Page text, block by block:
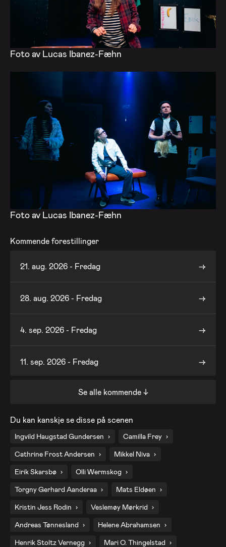
Foto av Lucas Ibanez-Fæhn
Foto av Lucas Ibanez-Fæhn
Kommende forestillinger
21. aug. 2026 - Fredag
28. aug. 2026 - Fredag
4. sep. 2026 - Fredag
11. sep. 2026 - Fredag
18. sep. 2026 - Fredag
25. sep. 2026 - Fredag
2. okt. 2026 - Fredag
9. okt. 2026 - Fredag
16. okt. 2026 - Fredag
Se alle kommende ↓
Du kan kanskje se disse på scenen
Ingvild Haugstad Gundersen Camilla Frey
Cathrine Frost Andersen Mikkel Niva
Eirik Skarsbø Olli Wermskog
Torgny Gerhard Aanderaa Mats Eldøen
Kristin Jess Rodin Veslemøy Mørkrid
Andreas Tønnesland Helene Abrahamsen
Henrik Stoltz Vernegg Mari O. Thingelstad